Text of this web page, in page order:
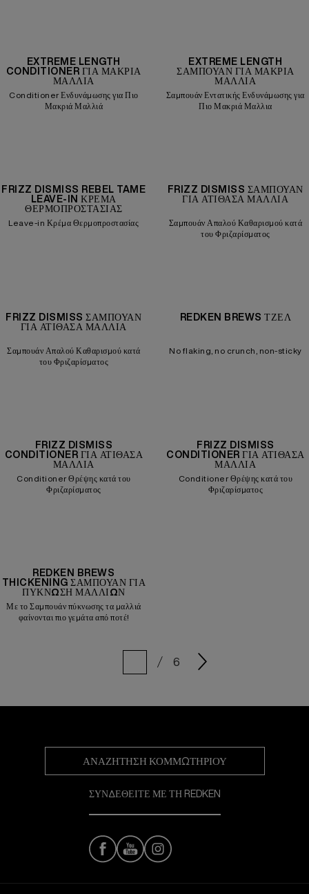
EXTREME LENGTH
CONDITIONER ΓΙΑ ΜΑΚΡΙΆ
ΜΑΛΛΙΆ
Conditioner Ενδυνάμωσης για Πιο
Μακριά Μαλλιά
EXTREME LENGTH
ΣΑΜΠΟΥΆΝ ΓΙΑ ΜΑΚΡΙΆ
ΜΑΛΛΙΆ
Σαμπουάν Εντατικής Ενδυνάμωσης για
Πιο Μακριά Μαλλια
FRIZZ DISMISS REBEL TAME
LEAVE-IN ΚΡΈΜΑ
ΘΕΡΜΟΠΡΟΣΤΑΣΊΑΣ
Leave-in Κρέμα Θερμοπροστασίας
FRIZZ DISMISS ΣΑΜΠΟΥΆΝ
ΓΙΑ ΑΤΊΘΑΣΑ ΜΑΛΛΙΆ
Σαμπουάν Απαλού Καθαρισμού κατά
του Φριζαρίσματος
FRIZZ DISMISS ΣΑΜΠΟΥΆΝ
ΓΙΑ ΑΤΊΘΑΣΑ ΜΑΛΛΙΆ
Σαμπουάν Απαλού Καθαρισμού κατά
του Φριζαρίσματος
REDKEN BREWS ΤΖΕΛ
No flaking, no crunch, non-sticky
FRIZZ DISMISS
CONDITIONER ΓΙΑ ΑΤΊΘΑΣΑ
ΜΑΛΛΙΆ
Conditioner Θρέψης κατά του
Φριζαρίσματος
FRIZZ DISMISS
CONDITIONER ΓΙΑ ΑΤΊΘΑΣΑ
ΜΑΛΛΙΆ
Conditioner Θρέψης κατά του
Φριζαρίσματος
REDKEN BREWS
THICKENING ΣΑΜΠΟΥΆΝ ΓΙΑ
ΠΎΚΝΩΣΗ ΜΑΛΛΙΏΝ
Με το Σαμπουάν πύκνωσης τα μαλλιά
φαίνονται πιο γεμάτα από ποτέ!
6
ΑΝΑΖΉΤΗΣΗ ΚΟΜΜΩΤΗΡΊΟΥ
ΣΥΝΔΕΘΕΙΤΕ ΜΕ ΤΗ REDKEN